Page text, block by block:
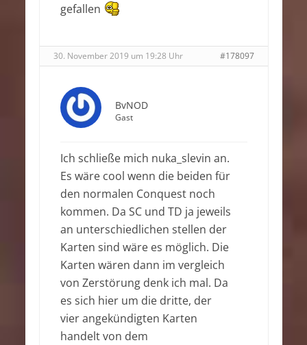
gefallen
30. November 2019 um 19:28 Uhr #178097
BvNOD
Gast
Ich schließe mich nuka_slevin an.
Es wäre cool wenn die beiden für
den normalen Conquest noch
kommen. Da SC und TD ja jeweils
an unterschiedlichen stellen der
Karten sind wäre es möglich. Die
Karten wären dann im vergleich
von Zerstörung denk ich mal. Da
es sich hier um die dritte, der
vier angekündigten Karten
handelt von dem